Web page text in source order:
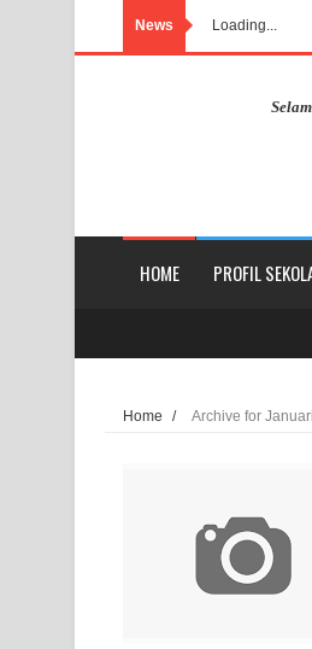
News Loading...
Selamat
HOME PROFIL
Home / Archive for